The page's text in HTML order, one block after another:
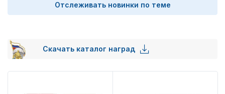
Отслеживать новинки по теме
Скачать каталог наград